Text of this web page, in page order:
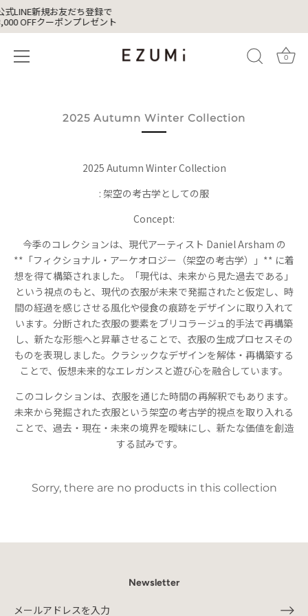
式LINE新規お友だち登録で
OFFクーポンプレゼント
0
2025 Autumn Winter Collection
2025 Autumn Winter Collection
: 架空の考古学としての服
Concept:
今季のコレクションは、現代アーティスト Daniel Arsham の
**「フィクショナル・アーケオロジー（架空の考古学）」** に着
想を得て構築されました。「現代は、未来から見た過去である」
という視点のもと、現代の衣服が未来で発掘されたと仮定し、時
間の経過を感じさせる風化や侵食の痕跡をデザインに取り入れて
います。分断された衣服の要素をブリコラージュ的手法で再構築
し、新たな形態へと昇華させることで、衣服の生成プロセスその
ものを表現しました。クラシックなデザインを解体・再構築する
ことで、仮想未来的なエレガンスと遊び心を融合しています。
このコレクションは、衣服を通じた時間の再解釈でもあります。
未来から発掘された衣服という架空の考古学的視点を取り入れる
ことで、過去・現在・未来の境界を曖昧にし、新たな価値を創造
する試みです。
Sorry, there are no products in this collection
Newsletter